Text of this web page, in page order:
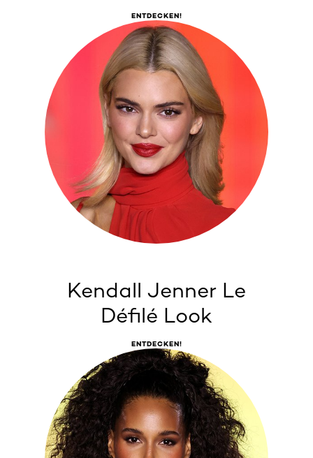
ENTDECKEN!
Kendall Jenner Le
Défilé Look
ENTDECKEN!